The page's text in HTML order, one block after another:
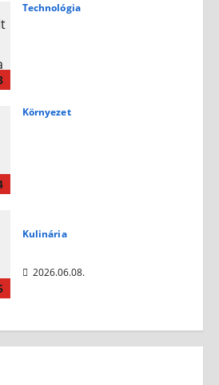
Technológia
2026.07.10.
Környezet
Kulinária
2026.06.08.